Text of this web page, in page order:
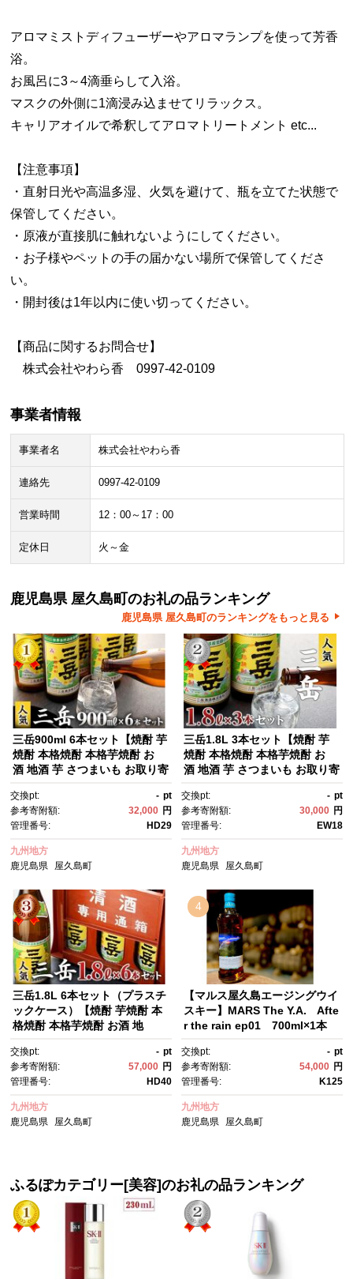
アロマミストディフューザーやアロマランプを使って芳香
浴。
お風呂に3～4滴垂らして入浴。
マスクの外側に1滴浸み込ませてリラックス。
キャリアオイルで希釈してアロマトリートメント etc...
【注意事項】
・直射日光や高温多湿、火気を避けて、瓶を立てた状態で
保管してください。
・原液が直接肌に触れないようにしてください。
・お子様やペットの手の届かない場所で保管してくださ
い。
・開封後は1年以内に使い切ってください。
【商品に関するお問合せ】
株式会社やわら香 0997-42-0109
事業者情報
事業者名 株式会社やわら香
連絡先 0997-42-0109
営業時間 12：00～17：00
定休日 火～金
鹿児島県 屋久島町のお礼の品ランキング
鹿児島県 屋久島町のランキングをもっと見る
三岳900ml 6本セット【焼酎 芋
焼酎 本格焼酎 本格芋焼酎 お
酒 地酒 芋 さつまいも お取り寄
島町 HD29】
交換pt: - pt
参考寄附額:
32,000 円
管理番号:
HD29
九州地方
鹿児島県
屋久島町
三岳1.8L 3本セット【焼酎 芋
焼酎 本格焼酎 本格芋焼酎 お
酒 地酒 芋 さつまいも お取り寄
島町 EW18】
交換pt: - pt
参考寄附額:
30,000 円
管理番号:
EW18
九州地方
鹿児島県
屋久島町
三岳1.8L 6本セット（プラスチ
ックケース）【焼酎 芋焼酎 本
格焼酎 本格芋焼酎 お酒 地
気 おすすめ 鹿児島県 屋久島
町 HD40】
交換pt: - pt
参考寄附額:
57,000 円
管理番号:
HD40
九州地方
鹿児島県
屋久島町
4
【マルス屋久島エージングウイ
スキー】MARS The Y.A. Afte
r the rain ep01 700ml×1本
交換pt: - pt
参考寄附額:
54,000 円
管理番号:
K125
九州地方
鹿児島県
屋久島町
ふるぽカテゴリー[美容]のお礼の品ランキング